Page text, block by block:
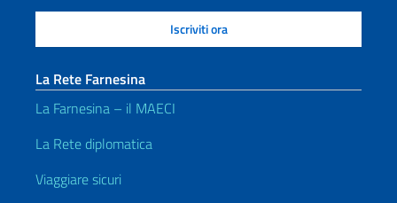
La Rete Farnesina
La Farnesina – il MAECI
La Rete diplomatica
Viaggiare sicuri